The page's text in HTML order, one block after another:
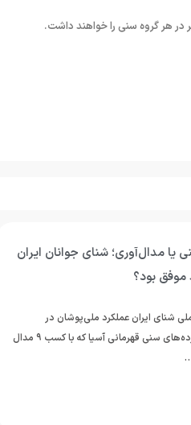
در هر گروه سنی را خواهند داشت.
یا مدال‌آوری؛ شنای جوانان ایران
موفق بود؟
شنای ایران عملکرد ملی‌پوشان در
مسابقات رده‌های سنی قهرمانی آسیا که با کسب ۹ مدال